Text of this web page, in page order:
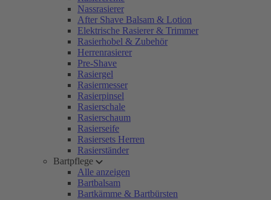
Nassrasierer
After Shave Balsam & Lotion
Elektrische Rasierer & Trimmer
Rasierhobel & Zubehör
Herrenrasierer
Pre-Shave
Rasiergel
Rasiermesser
Rasierpinsel
Rasierschale
Rasierschaum
Rasierseife
Rasiersets Herren
Rasierständer
Bartpflege
Alle anzeigen
Bartbalsam
Bartkämme & Bartbürsten